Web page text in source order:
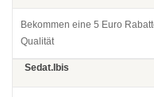
Bekommen eine 5 Euro
Qualität
Sedat.Ibis